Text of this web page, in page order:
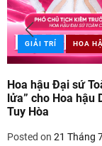
GIẢI TRÍ HOA
Hoa hậu Đại sứ
lửa” cho Hoa hậu
Tuy Hòa
Posted on 21 Tháng